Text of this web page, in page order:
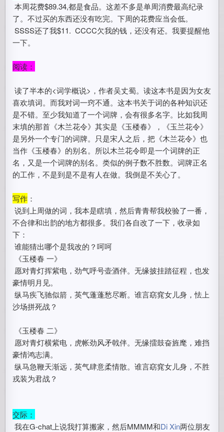
本周花费$89.34,都是食品。这差不多是单周消费最高纪录
了。不过买的东西还没有吃完。下周的花费应当会低。
SSSS还了我$11. CCCC欠我的钱，还没有还。我要提醒他
一下。
阅读：
读了半本的<词学概说>，作者吴丈蜀。读这本书是因为女友
喜欢填词。而我对词一窍不通。这本书关于词的各种知识还
是不错。至少我知道了一个词牌，会有很多名字。比如我周
末填的那首《木兰花令》其实是《玉楼春》，《玉兰花令》
是另外一个专门的词牌。只是宋人之后，把《木兰花令》也
当作《玉楼春》的别名。所以木兰花令即是一个词牌的正
名，又是一个词牌的别名。类似的例子数不胜数。词牌正名
的工作，不是到是不是有人在做。我倒是不关心了。
写作 ：
说到上周做的词，我本是瞎填，然后青青帮我校验了一番，
不合律和出韵的地方都很多。我们各自改了一下，收录如
下：
谁能猜出哪个是我改的？呵呵
《玉楼春 一》
愿对青灯挥紫电，劲气呼号壶酒伴。无缘披挂踏征程，也发
豪情明月见。
纵马疾飞驰似箭，英气蓬蓬愁尽断。谁言窈窕女儿身，怯上
沙场拼死战？
《玉楼春 二》
愿对青灯横紫电，虎帐劲风矛戟伴。无缘擂鼓奋旌麾，难挡
豪情鸿志满。
纵马急鞭天渐远，英气肆意柔情散。谁言窈窕女儿身，不胜
戎装为君战？
交际：
我在G-chat上说我打算搬家，然后MMMM和Di Xin两位朋友